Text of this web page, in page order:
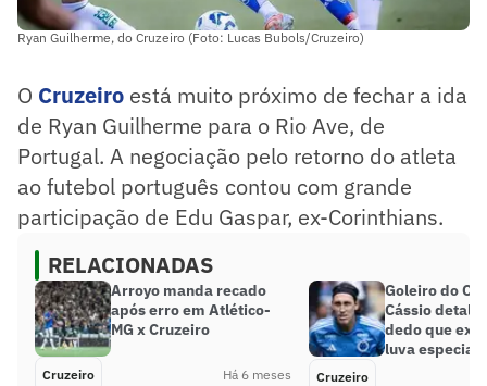
Ryan Guilherme, do Cruzeiro (Foto: Lucas Bubols/Cruzeiro)
O Cruzeiro está muito próximo de fechar a ida
de Ryan Guilherme para o Rio Ave, de
Portugal. A negociação pelo retorno do atleta
ao futebol português contou com grande
participação de Edu Gaspar, ex-Corinthians.
RELACIONADAS
Arroyo manda recado
após erro em Atlético-
MG x Cruzeiro
Cruzeiro Há 6 meses
Goleiro do
Cássio
dedo que
luva especial
Cruzeiro